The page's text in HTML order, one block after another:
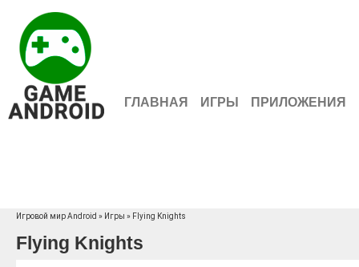
ГЛАВНАЯ ИГРЫ ПРИЛОЖЕНИЯ
Игровой мир Android » Игры » Flying Knights
Flying Knights